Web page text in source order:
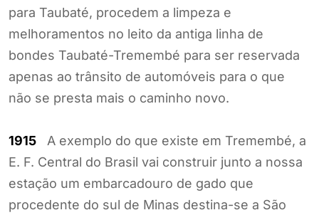
para Taubaté, procedem a limpeza e
melhoramentos no leito da antiga linha de
bondes Taubaté-Tremembé para ser reservada
apenas ao trânsito de automóveis para o que
não se presta mais o caminho novo.
1915 A exemplo do que existe em Tremembé, a
E. F. Central do Brasil vai construir junto a nossa
estação um embarcadouro de gado que
procedente do sul de Minas destina-se a São